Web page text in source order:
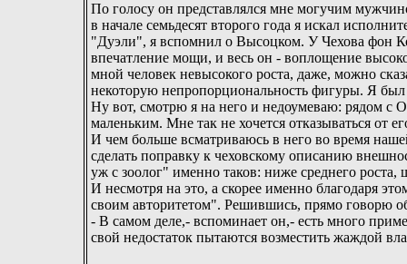
По голосу он представлялся мне могучим
в начале семьдесят второго года я искал
"Дуэли", я вспомнил о Высоцком. У Чехова фон
впечатление мощи, и весь он - воплощение
мной человек невысокого роста, даже, можно
некоторую непропорциональность фигуры. Я
Ну вот, смотрю я на него и недоумеваю: рядом с
маленьким. Мне так не хочется отказываться от
И чем больше всматриваюсь в него во время
сделать поправку к чеховскому описанию
уж с зоолог" именно таков: ниже среднего роста,
И несмотря на это, а скорее именно благодаря
своим авторитетом". Решившись, прямо говорю
- В самом деле,- вспоминает он,- есть много
свой недостаток пытаются возместить жаждой